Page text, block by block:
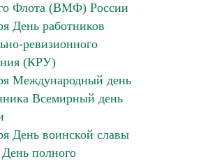
Флота (ВМФ) России
День работников
ревизионного
(КРУ)
Международный день
Всемирный день
День воинской славы
полного